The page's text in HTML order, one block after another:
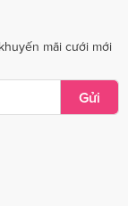
mãi cưới mới
Gửi